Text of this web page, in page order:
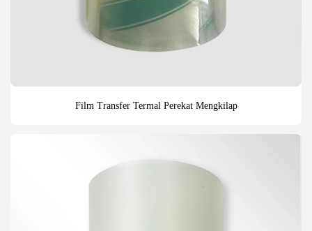
Film Transfer Termal Perekat Mengkilap